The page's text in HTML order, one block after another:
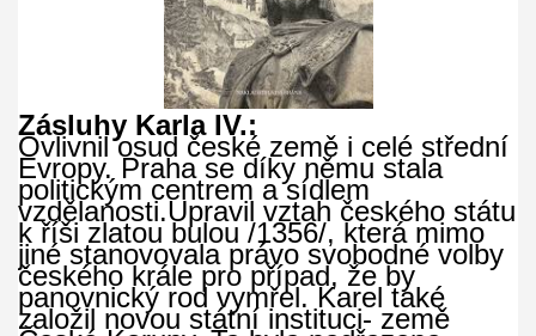
Zásluhy Karla IV.:
Ovlivnil osud české země i celé střední
Evropy. Praha se díky němu stala
politickým centrem a sídlem
vzdělanosti.Upravil vztah českého státu
k říši zlatou bulou /1356/, která mimo
jiné stanovovala právo svobodné volby
českého krále pro případ, že by
panovnický rod vymřel. Karel také
založil novou státní instituci- země